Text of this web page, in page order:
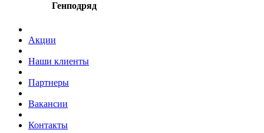
Генподряд
Акции
Наши клиенты
Партнеры
Вакансии
Контакты